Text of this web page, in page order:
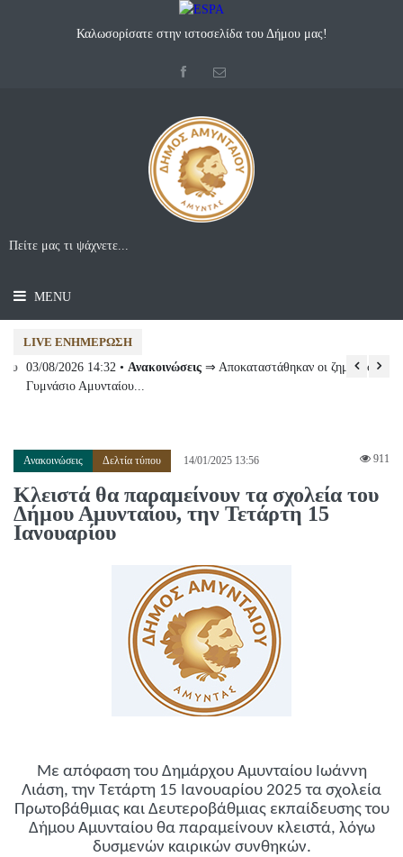
Καλωσορίσατε στην ιστοσελίδα του Δήμου μας!
MENU
LIVE ΕΝΗΜΈΡΩΣΗ
03/08/2026 14:32 •Ανακοινώσεις⇒ Αποκαταστάθηκαν οι ζημιές στο
Γυμνάσιο Αμυνταίου...
Ανακοινώσεις Δελτία τύπου 14/01/2025 13:56 911
Κλειστά θα παραμείνουν τα σχολεία του
Δήμου Αμυνταίου, την Τετάρτη 15
Ιανουαρίου
Με απόφαση του Δημάρχου Αμυνταίου Ιωάννη
Λιάση, την Τετάρτη 15 Ιανουαρίου 2025 τα σχολεία
Πρωτοβάθμιας και Δευτεροβάθμιας εκπαίδευσης του
Δήμου Αμυνταίου θα παραμείνουν κλειστά, λόγω
δυσμενών καιρικών συνθηκών.